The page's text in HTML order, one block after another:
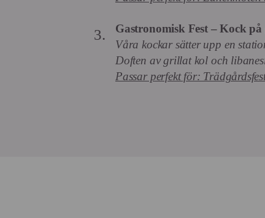
Gastronomisk Fest – Kock på
Våra kockar sätter upp en
Doften av grillat kol och
Passar perfekt för: